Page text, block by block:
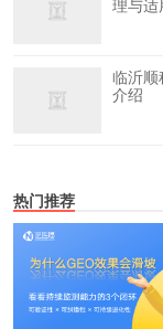
理与适
临沂顺
介绍
热门推荐